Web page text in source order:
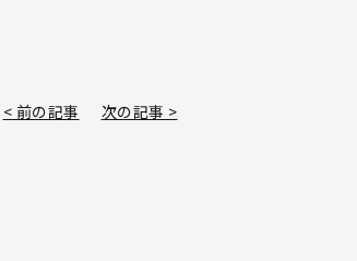
< 前の記事 次の記事 >